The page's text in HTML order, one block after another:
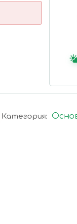
Категория: